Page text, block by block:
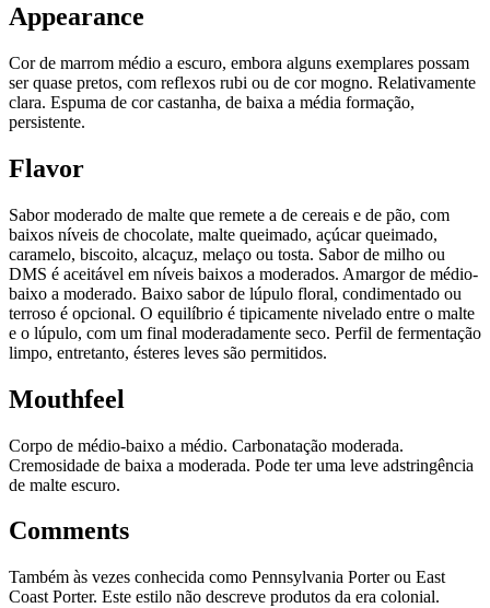
Appearance
Cor de marrom médio a escuro, embora alguns exemplares possam
ser quase pretos, com reflexos rubi ou de cor mogno. Relativamente
clara. Espuma de cor castanha, de baixa a média formação,
persistente.
Flavor
Sabor moderado de malte que remete a de cereais e de pão, com
baixos níveis de chocolate, malte queimado, açúcar queimado,
caramelo, biscoito, alcaçuz, melaço ou tosta. Sabor de milho ou
DMS é aceitável em níveis baixos a moderados. Amargor de médio-
baixo a moderado. Baixo sabor de lúpulo floral, condimentado ou
terroso é opcional. O equilíbrio é tipicamente nivelado entre o malte
e o lúpulo, com um final moderadamente seco. Perfil de fermentação
limpo, entretanto, ésteres leves são permitidos.
Mouthfeel
Corpo de médio-baixo a médio. Carbonatação moderada.
Cremosidade de baixa a moderada. Pode ter uma leve adstringência
de malte escuro.
Comments
Também às vezes conhecida como Pennsylvania Porter ou East
Coast Porter. Este estilo não descreve produtos da era colonial.